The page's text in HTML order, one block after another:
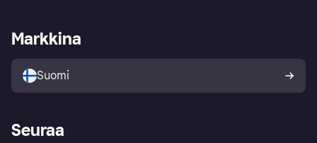
Tutustu kauppoihin
Ostajan turva
Kirjaudu sisään yrityksenä
Markkina
Suomi
Seuraa